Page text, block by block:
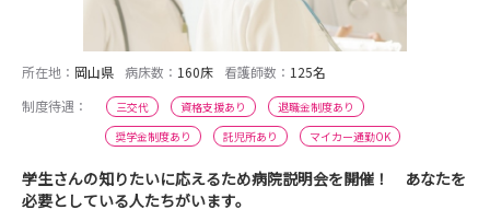
所在地： 岡山県 病床数： 160床 看護師数： 125名
制度待遇：
三交代 資格支援あり
退職金制度あり
奨学金制度あり
託児所あり マイカー通勤OK
学生さんの知りたいに応えるため病院説明会を開催！ あなたを
必要としている人たちがいます。